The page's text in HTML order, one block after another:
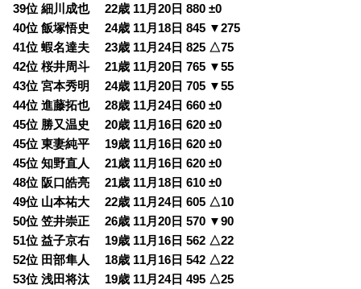
39位 細川成也 22歳 11月20日 880 ±0
40位 飯塚悟史 24歳 11月18日 845 ▼275
41位 蝦名達夫 23歳 11月24日 825 △75
42位 桜井周斗 21歳 11月20日 765 ▼55
43位 宮本秀明 24歳 11月20日 705 ▼55
44位 進藤拓也 28歳 11月24日 660 ±0
45位 勝又温史 20歳 11月16日 620 ±0
45位 東妻純平 19歳 11月16日 620 ±0
45位 知野直人 21歳 11月16日 620 ±0
48位 阪口皓亮 21歳 11月18日 610 ±0
49位 山本祐大 22歳 11月24日 605 △10
50位 笠井崇正 26歳 11月20日 570 ▼90
51位 益子京右 19歳 11月16日 562 △22
52位 田部隼人 18歳 11月16日 542 △22
53位 浅田将汰 19歳 11月24日 495 △25